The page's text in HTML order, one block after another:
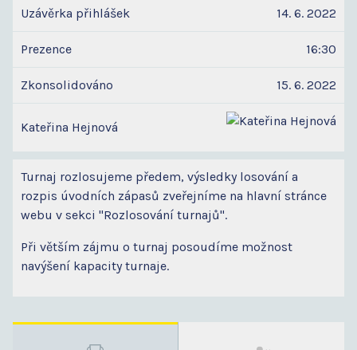
Uzávěrka přihlášek 14. 6. 2022
Prezence 16:30
Zkonsolidováno 15. 6. 2022
Kateřina Hejnová
Turnaj rozlosujeme předem, výsledky losování a
rozpis úvodních zápasů zveřejníme na hlavní stránce
webu v sekci "Rozlosování turnajů".
Při větším zájmu o turnaj posoudíme možnost
navýšení kapacity turnaje.